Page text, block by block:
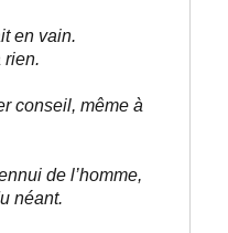
en vain.
rien.
conseil, même à
de l’homme,
néant.